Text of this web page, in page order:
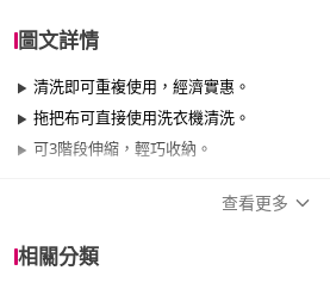
圖文詳情
清洗即可重複使用，經濟實惠。
拖把布可直接使用洗衣機清洗。
可3階段伸縮，輕巧收納。
查看更多
相關分類